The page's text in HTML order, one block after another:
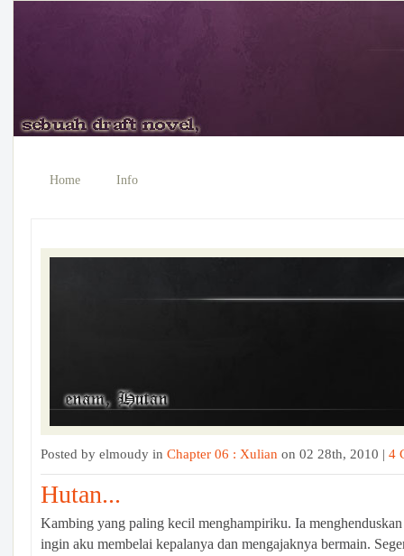
Home Info
Posted by elmoudy in Chapter 06 : Xulian on 02 28th, 2010 | 4
Hutan...
Kambing yang paling kecil menghampiriku. Ia
ingin aku membelai kepalanya dan mengajaknya bermain.